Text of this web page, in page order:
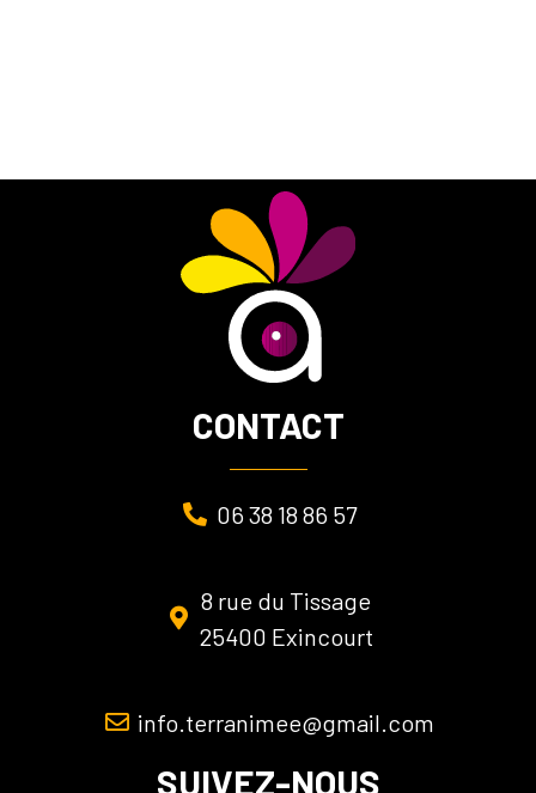
CONTACT
06 38 18 86 57
8 rue du Tissage
25400 Exincourt
info.terranimee@gmail.com
SUIVEZ-NOUS